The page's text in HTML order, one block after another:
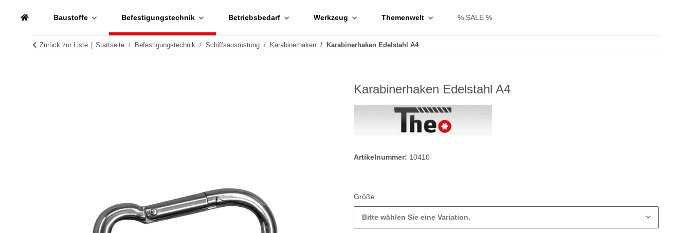
Baustoffe Befestigungstechnik Betriebsbedarf Werkzeug Themenwelt % SALE %
Zurück zur Liste Startseite Befestigungstechnik Schiffsausrüstung Karabinerhaken Karabinerhaken Edelstahl A4
Karabinerhaken Edelstahl A4
Artikelnummer: 10410
Größe
Bitte wählen Sie eine Variation.